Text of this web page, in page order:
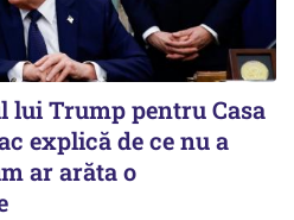
lui Trump pentru Casa
explică de ce nu a
ar arăta o